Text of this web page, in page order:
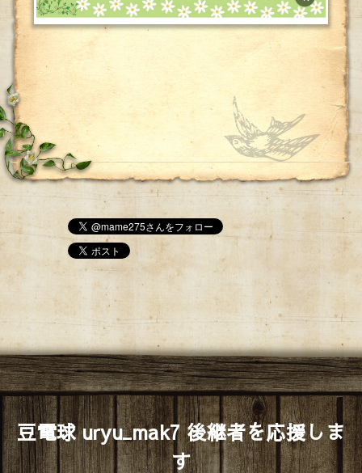
豆電球 uryu_mak7 後継者を応援しま
す